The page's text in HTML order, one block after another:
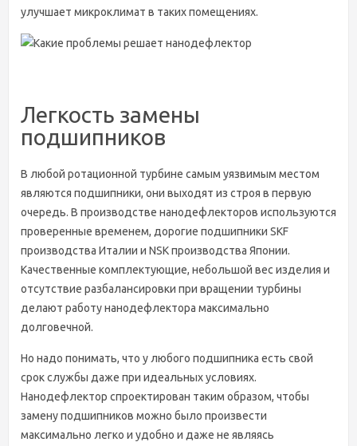
улучшает микроклимат в таких помещениях.
Легкость замены
подшипников
В любой ротационной турбине самым уязвимым местом
являются подшипники, они выходят из строя в первую
очередь. В производстве нанодефлекторов используются
проверенные временем, дорогие подшипники SKF
производства Италии и NSK производства Японии.
Качественные комплектующие, небольшой вес изделия и
отсутствие разбалансировки при вращении турбины
делают работу нанодефлектора максимально
долговечной.
Но надо понимать, что у любого подшипника есть свой
срок службы даже при идеальных условиях.
Нанодефлектор спроектирован таким образом, чтобы
замену подшипников можно было произвести
максимально легко и удобно и даже не являясь